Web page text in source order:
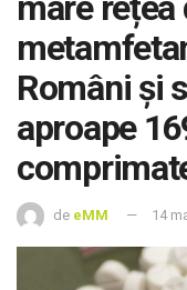
Români şi
aproape
de eMM 14